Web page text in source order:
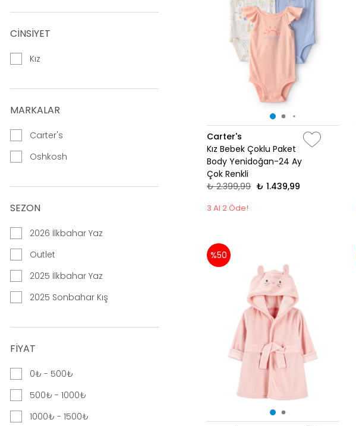
Tişört
Tulum
Tulumlu Set
CİNSİYET
Kız
MARKALAR
Carter's
Oshkosh
SEZON
2026 İlkbahar Yaz
Outlet
2025 İlkbahar Yaz
2025 Sonbahar Kış
FIYAT
0₺ - 500₺
500₺ - 1000₺
1000₺ - 1500₺
Carter's
Kız Bebek Çoklu Paket
Body Yenidoğan-24 Ay
Çok Renkli
₺ 2.399,99 ₺ 1.439,99
3 Al 2 Öde!
%50